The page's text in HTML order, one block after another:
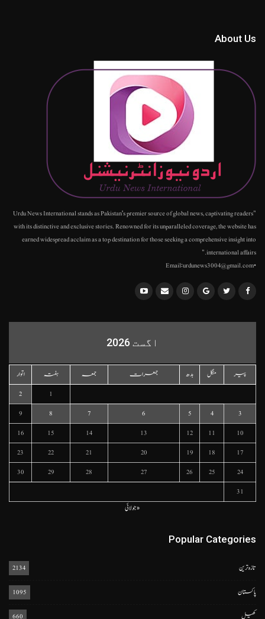
About Us
"Urdu News International stands as Pakistan's premier source of global news, captivating readers
with its distinctive and exclusive stories. Renowned for its unparalleled coverage, the website has
earned widespread acclaim as a top destination for those seeking a comprehensive insight into
international affairs."
•Email:urdunews3004@gmail.com
اگست 2026
پیر منگل بدھ جمعرات جمعہ ہفتہ
اتوار
1
2
3
4
5
6
7
8
9
10
11
12
13
14
15
16
17
18
19
20
21
22
23
24
25
26
27
28
29
30
31
« جولائی
Popular Categories
تازہ ترین 2134
پاکستان 1095
کھیل 660